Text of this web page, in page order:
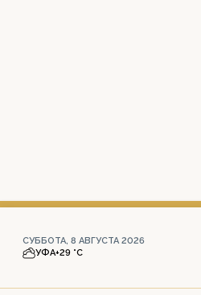
СУББОТА, 8 АВГУСТА 2026
УФА+29 °С